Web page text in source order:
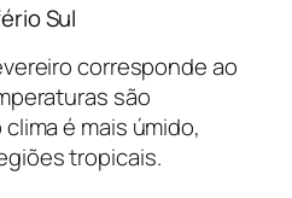
Sul
corresponde ao
são
é mais úmido,
tropicais.